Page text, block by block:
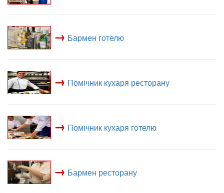
→ Бармен готелю
→ Помічник кухаря ресторану
→ Помічник кухаря готелю
→ Бармен ресторану